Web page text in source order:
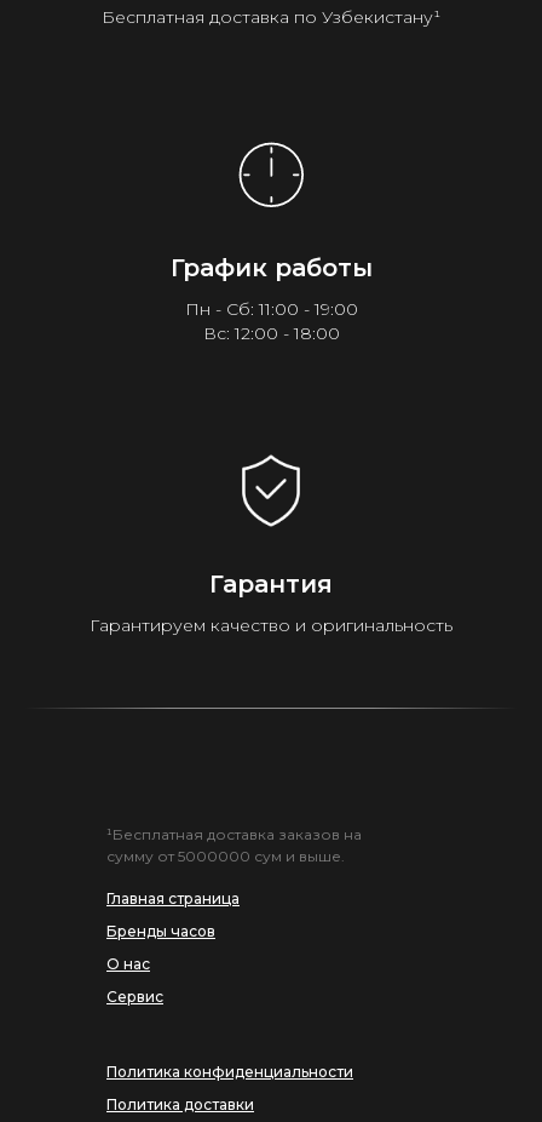
Бесплатная доставка по Узбекистану¹
График работы
Пн - Сб: 11:00 - 19:00
Вс: 12:00 - 18:00
Гарантия
Гарантируем качество и оригинальность
Главная страница
Бренды часов
О нас
Сервис
¹Бесплатная доставка заказов на
сумму от 5000000 сум и выше.
Политика конфиденциальности
Политика доставки